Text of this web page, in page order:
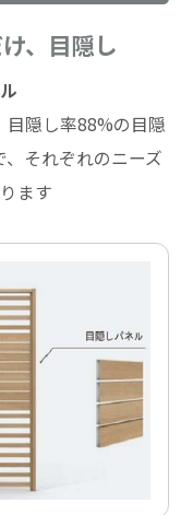
、目隠し
目隠し率88%の目隠
それぞれのニーズ
ます